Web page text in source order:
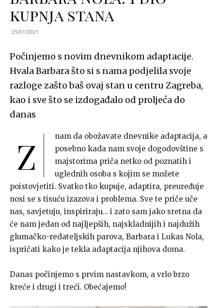
kupnja stana
25/01/2021
Počinjemo s novim dnevnikom adaptacije.
Hvala Barbara što si s nama podjelila svoje
razloge zašto baš ovaj stan u centru Zagreba,
kao i sve što se izdogađalo od proljeća do
danas
Z
nam da obožavate dnevnike adaptacija, a
posebno kada nam svoje dogodovštine s
majstorima priča netko od poznatih i
uglednih osoba s kojim se možete
poistovjetiti. Svatko tko kupuje, adaptira, preuređuje
nosi se s tisuću izazova i problema. Sve te priče uče
nas, savjetuju, inspiriraju… i zato sam jako sretna da
će nam jedan od najljepših, najskladnijih i najdužih
glumačko-redateljskih parova, Barbara i Lukas Nola,
ispričati kako je tekla adaptacija njihova doma.
Danas počinjemo s prvim nastavkom, a vrlo brzo
kreće i drugi i treći. Obećajemo!